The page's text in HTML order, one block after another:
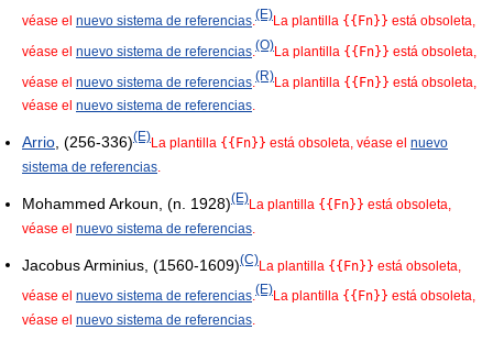
véase el nuevo sistema de referencias.(E)La plantilla {{Fn}} está obsoleta,
véase el nuevo sistema de referencias (O)La plantilla {{Fn}} está obsoleta,
véase el nuevo sistema de referencias (R)La plantilla {{Fn}} está obsoleta,
véase el nuevo sistema de referencias.
Arrio , (256-336)(E)La plantilla {{Fn}} está obsoleta, véase el nuevo
sistema de referencias.
Mohammed Arkoun, (n. 1928)(E)La plantilla {{Fn}} está obsoleta,
véase el nuevo sistema de referencias
Jacobus Arminius, (1560-1609)(C)La plantilla {{Fn}} está obsoleta,
véase el nuevo sistema de referencias.(E)La plantilla {{Fn}} está obsoleta,
véase el nuevo sistema de referencias.